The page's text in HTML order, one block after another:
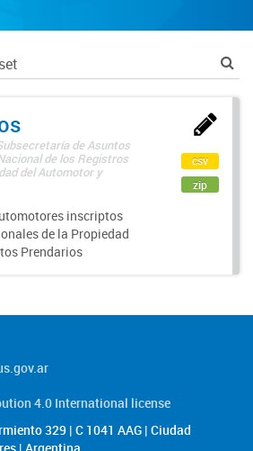
de Asuntos
de los Registros
del Automotor y
inscriptos
de la Propiedad
Prendarios
csv
zip
4.0 International license
329 | C 1041 AAG | Ciudad